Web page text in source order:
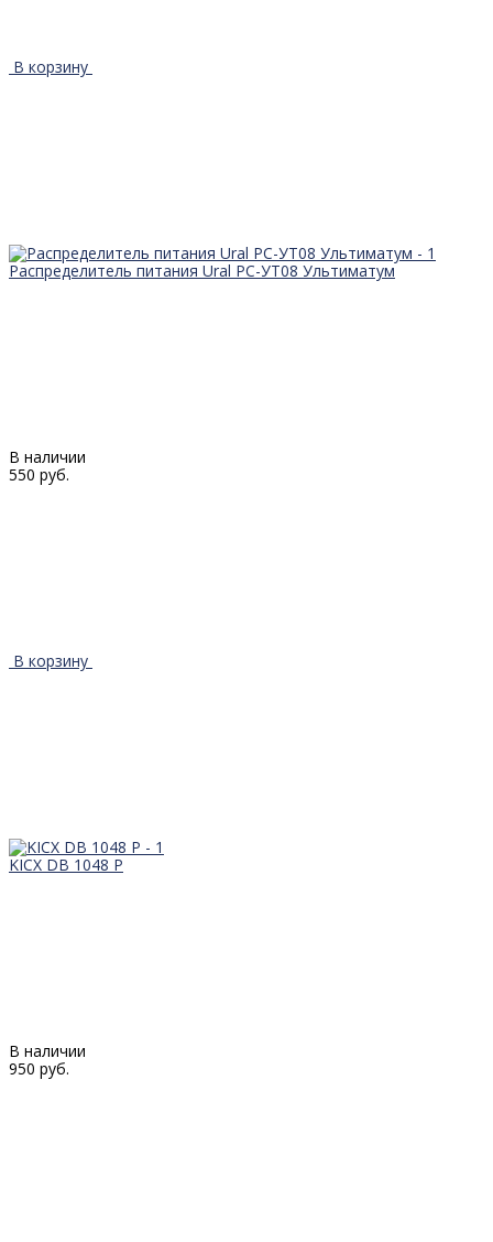
В корзину
Распределитель питания Ural РС-УТ08 Ультиматум
В наличии
550 руб.
В корзину
KICX DB 1048 P
В наличии
950 руб.